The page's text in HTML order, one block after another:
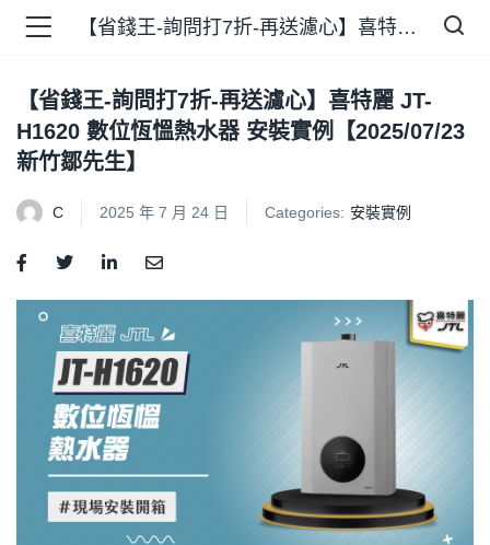
)
)
【省錢王-詢問打7折-再送濾心】喜特麗 JT-H1620 數位恆慍熱水器 安裝實例【2025/07/23 新竹鄒先生】
【省錢王-詢問打7折-再送濾心】喜特麗 JT-
H1620 數位恆慍熱水器 安裝實例【2025/07/23
新竹鄒先生】
C 2025 年 7 月 24 日 Categories: 安裝實例